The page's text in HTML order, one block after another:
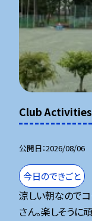
Club Activities
公開日 2026/08/06
今日のできごと
涼しい朝なので
さん。楽しそうに